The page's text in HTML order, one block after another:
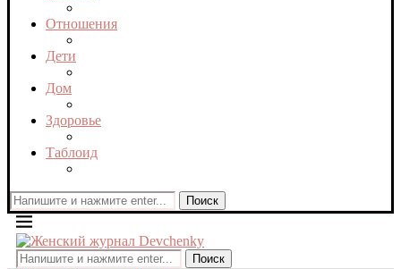
Отношения
Дети
Дом
Здоровье
Таблоид
Поиск
Поиск